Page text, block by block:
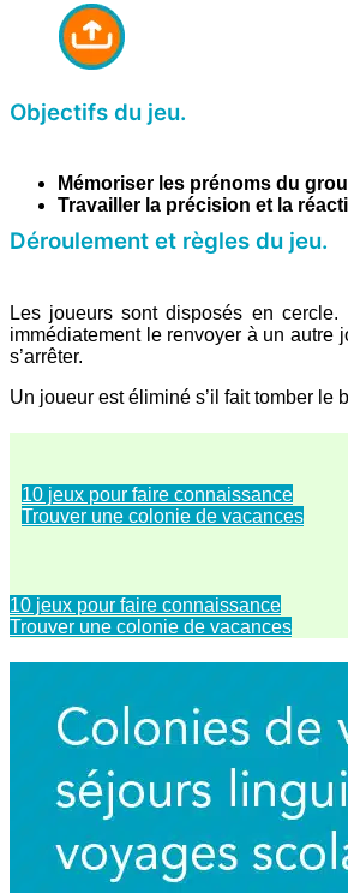
Objectifs du jeu.
Mémoriser les prénoms du
Travailler la précision et la
Déroulement et règles du jeu.
Les joueurs sont disposés en
immédiatement le renvoyer à un autre
s’arrêter.
Un joueur est éliminé s’il fait tomber le
10 jeux pour faire connaissance
Trouver une colonie de vacances
10 jeux pour faire connaissance
Trouver une colonie de vacances